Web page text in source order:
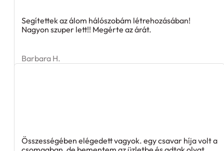
Segítettek az álom hálószobám létrehozásában!
Nagyon szuper lett!! Megérte az árát.
Barbara H.
Összességében elégedett vagyok. egy csavar híja volt a